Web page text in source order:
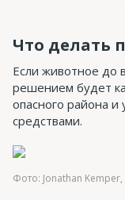
Что делать
Если животное до
решением будет
опасного района
средствами.
Фото: Jonathan